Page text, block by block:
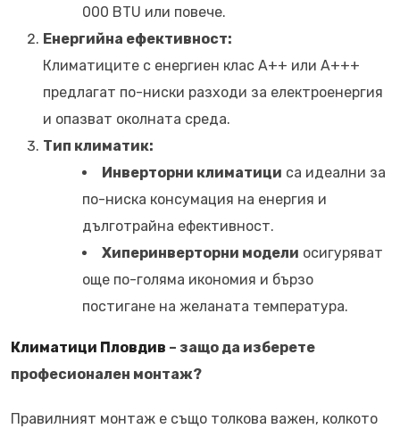
000 BTU или повече.
Енергийна ефективност:
Климатиците с енергиен клас A++ или A+++
предлагат по-ниски разходи за електроенергия
и опазват околната среда.
Тип климатик:
Инверторни климатици са идеални за
по-ниска консумация на енергия и
дълготрайна ефективност.
Хиперинверторни модели осигуряват
още по-голяма икономия и бързо
постигане на желаната температура.
Климатици Пловдив – защо да изберете
професионален монтаж?
Правилният монтаж е също толкова важен, колкото